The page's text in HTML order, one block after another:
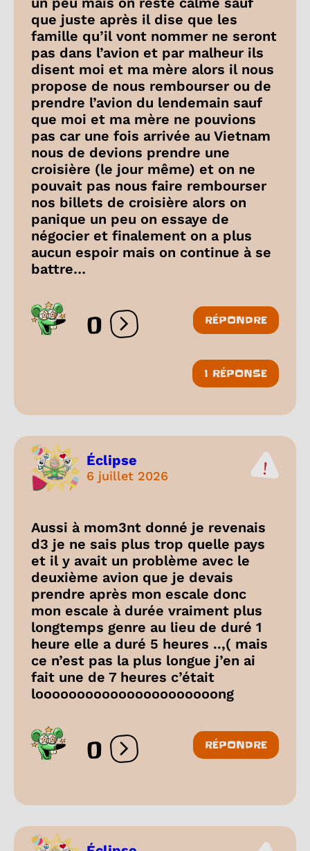
que juste après il dise que les
famille qu’il vont nommer ne seront
pas dans l’avion et par malheur ils
disent moi et ma mère alors il nous
propose de nous rembourser ou de
prendre l’avion du lendemain sauf
que moi et ma mère ne pouvions
pas car une fois arrivée au Vietnam
nous de devions prendre une
croisière (le jour même) et on ne
pouvait pas nous faire rembourser
nos billets de croisière alors on
panique un peu on essaye de
négocier et finalement on a plus
aucun espoir mais on continue à se
battre…
0 Ouvrir les réactions
RÉPONDRE
1 RÉPONSE
Éclipse
6 juillet 2026
Aussi à mom3nt donné je revenais
d3 je ne sais plus trop quelle pays
et il y avait un problème avec le
deuxième avion que je devais
prendre après mon escale donc
mon escale à durée vraiment plus
longtemps genre au lieu de duré 1
heure elle a duré 5 heures ..,( mais
ce n’est pas la plus longue j’en ai
fait une de 7 heures c’était
loooooooooooooooooooooong
0 Ouvrir les réactions
RÉPONDRE